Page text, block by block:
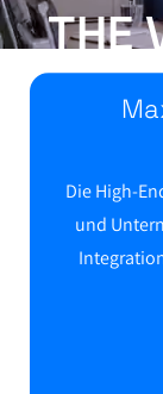
THE
Die High-
und